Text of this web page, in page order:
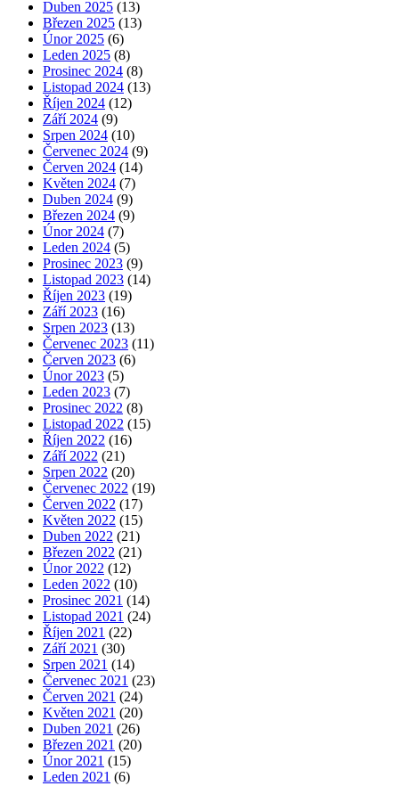
Duben 2025 (13)
Březen 2025 (13)
Únor 2025 (6)
Leden 2025 (8)
Prosinec 2024 (8)
Listopad 2024 (13)
Říjen 2024 (12)
Září 2024 (9)
Srpen 2024 (10)
Červenec 2024 (9)
Červen 2024 (14)
Květen 2024 (7)
Duben 2024 (9)
Březen 2024 (9)
Únor 2024 (7)
Leden 2024 (5)
Prosinec 2023 (9)
Listopad 2023 (14)
Říjen 2023 (19)
Září 2023 (16)
Srpen 2023 (13)
Červenec 2023 (11)
Červen 2023 (6)
Únor 2023 (5)
Leden 2023 (7)
Prosinec 2022 (8)
Listopad 2022 (15)
Říjen 2022 (16)
Září 2022 (21)
Srpen 2022 (20)
Červenec 2022 (19)
Červen 2022 (17)
Květen 2022 (15)
Duben 2022 (21)
Březen 2022 (21)
Únor 2022 (12)
Leden 2022 (10)
Prosinec 2021 (14)
Listopad 2021 (24)
Říjen 2021 (22)
Září 2021 (30)
Srpen 2021 (14)
Červenec 2021 (23)
Červen 2021 (24)
Květen 2021 (20)
Duben 2021 (26)
Březen 2021 (20)
Únor 2021 (15)
Leden 2021 (6)